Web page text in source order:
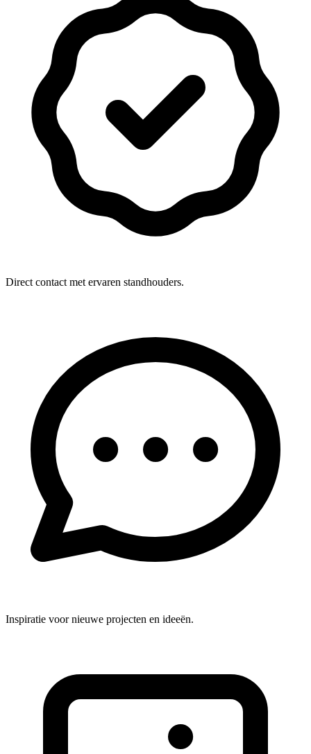
Direct contact met ervaren standhouders.
Inspiratie voor nieuwe projecten en ideeën.